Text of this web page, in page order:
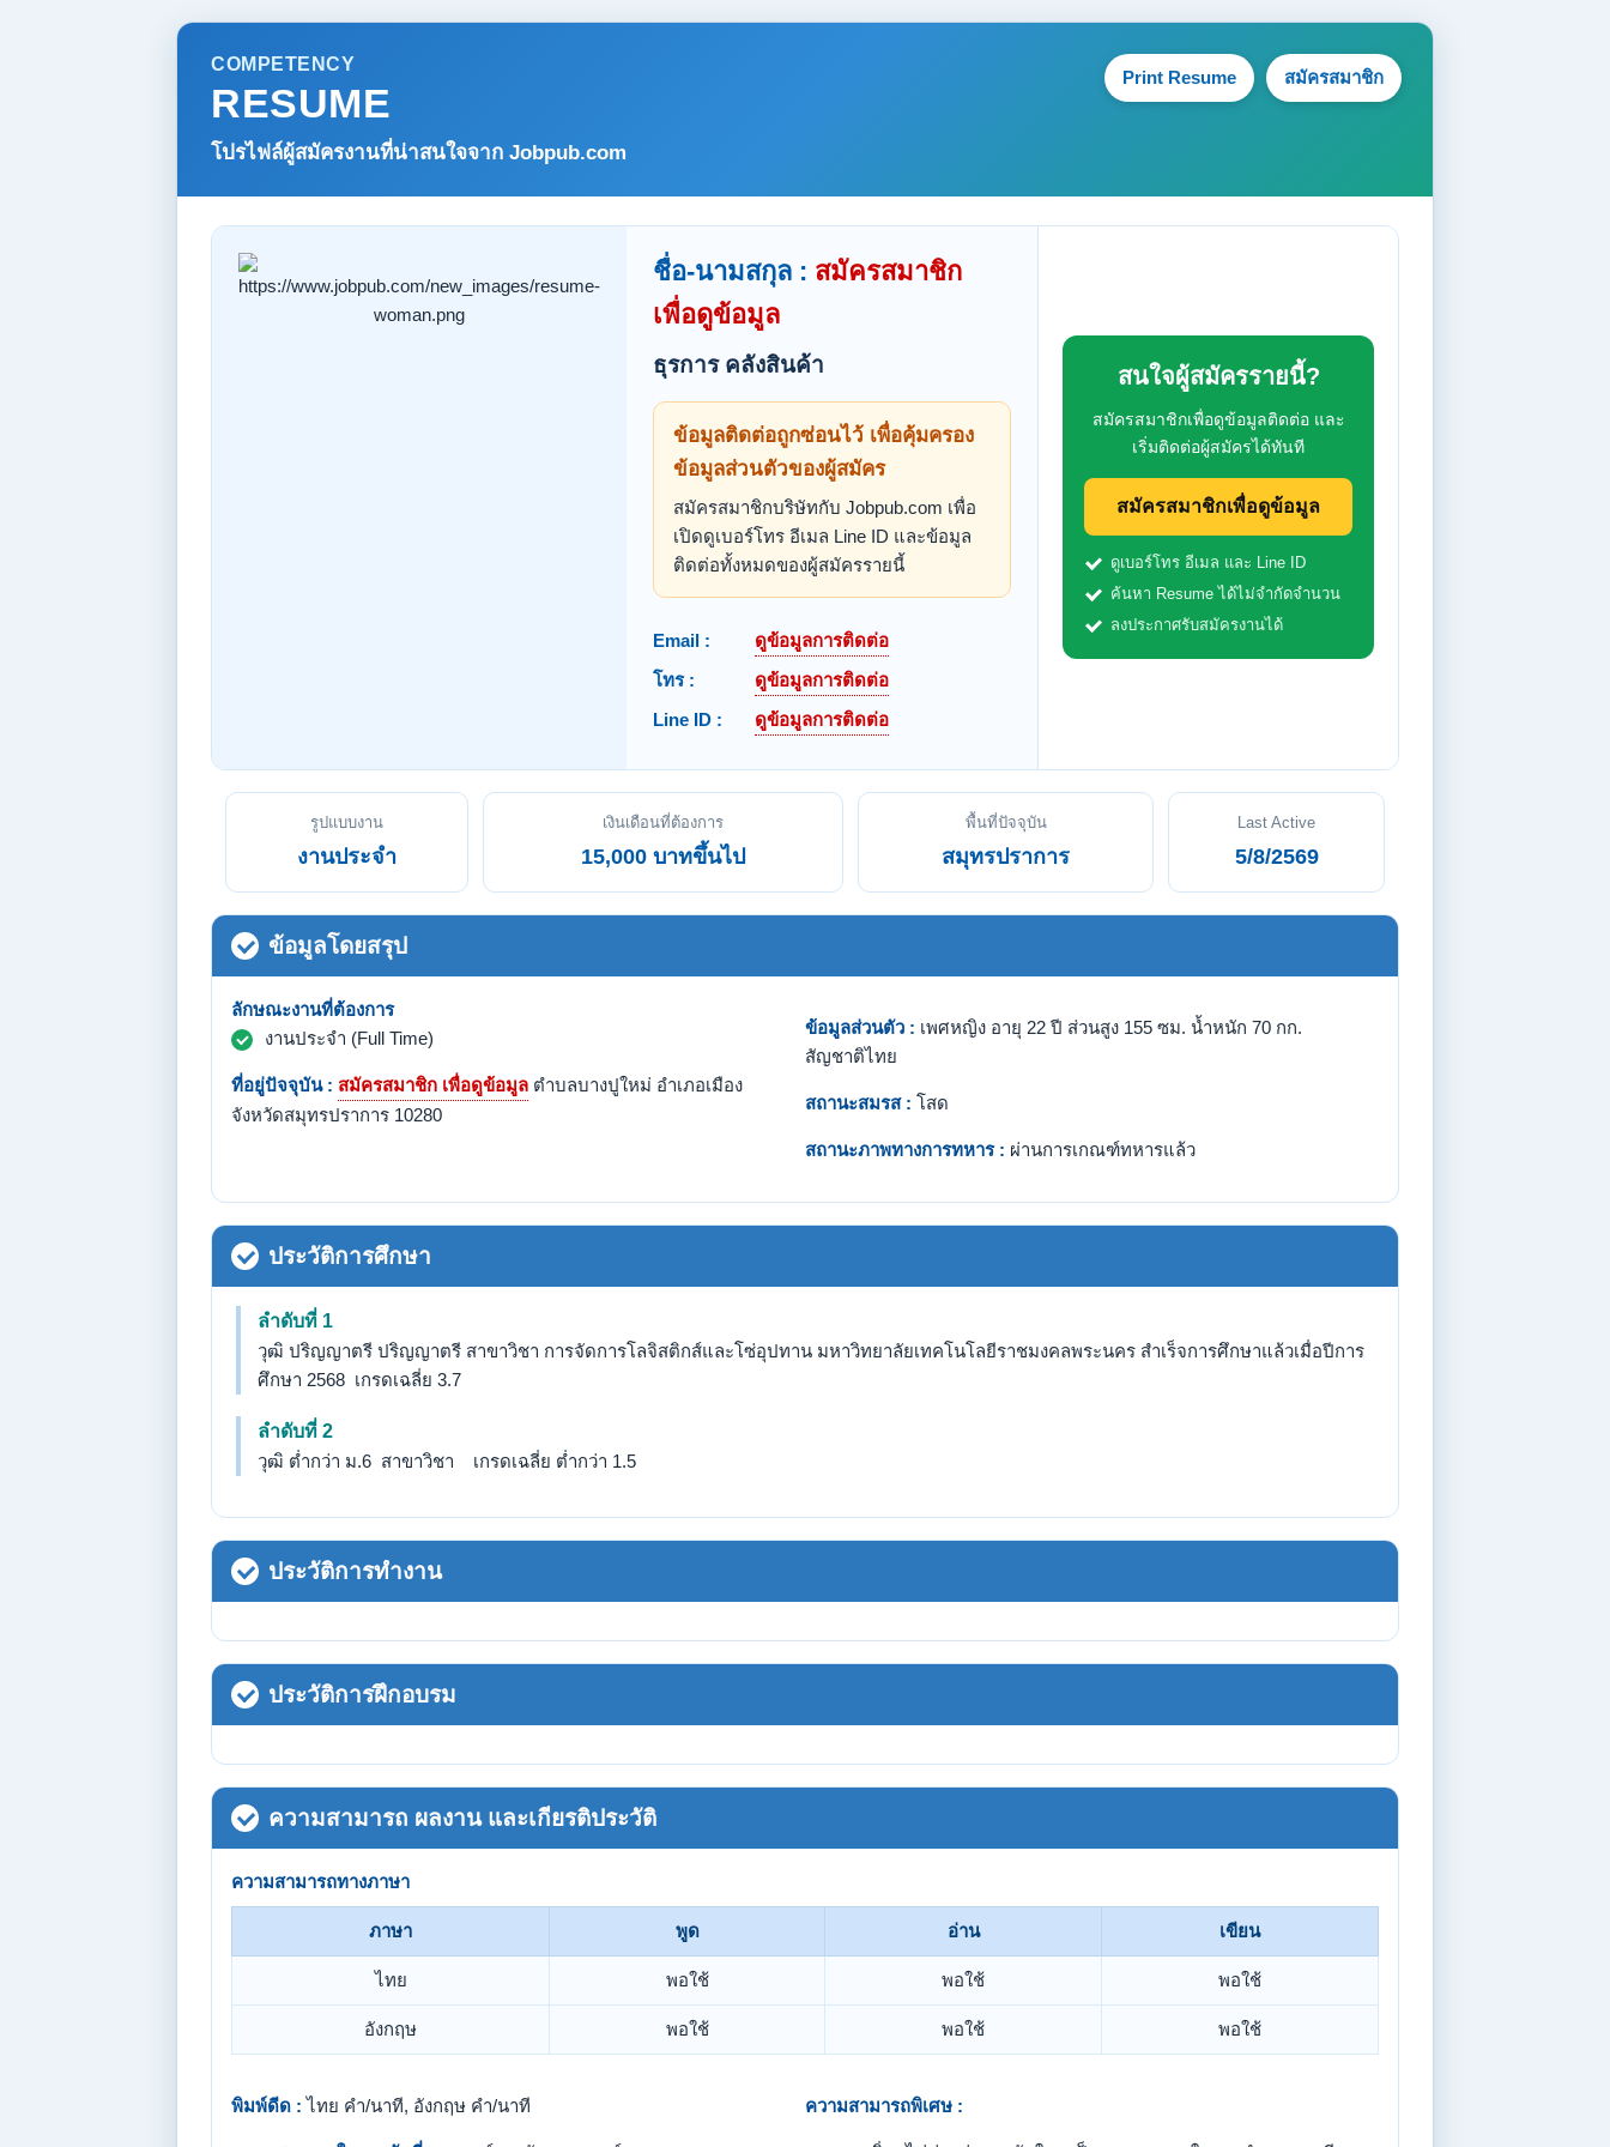
COMPETENCY
RESUME
โปรไฟล์ผู้สมัครงานที่น่าสนใจจาก Jobpub.com
Print Resume สมัครสมาชิก
ชื่อ-นามสกุล : สมัครสมาชิก
เพื่อดูข้อมูล
ธุรการ คลังสินค้า
ข้อมูลติดต่อถูกซ่อนไว้ เพื่อคุ้มครอง
ข้อมูลส่วนตัวของผู้สมัคร
สมัครสมาชิกบริษัทกับ Jobpub.com เพื่อ
เปิดดูเบอร์โทร อีเมล Line ID และข้อมูล
ติดต่อทั้งหมดของผู้สมัครรายนี้
Email :
ดูข้อมูลการติดต่อ
โทร :
ดูข้อมูลการติดต่อ
Line ID :
ดูข้อมูลการติดต่อ
สนใจผู้สมัครรายนี้?
สมัครสมาชิกเพื่อดูข้อมูลติดต่อ และ
เริ่มติดต่อผู้สมัครได้ทันที
สมัครสมาชิกเพื่อดูข้อมูล
ดูเบอร์โทร อีเมล และ Line ID
ค้นหา Resume ได้ไม่จำกัดจำนวน
ลงประกาศรับสมัครงานได้
รูปแบบงาน
งานประจำ
เงินเดือนที่ต้องการ
15,000 บาทขึ้นไป
พื้นที่ปัจจุบัน
สมุทรปราการ
Last Active
5/8/2569
ข้อมูลโดยสรุป
ลักษณะงานที่ต้องการ
งานประจำ (Full Time)
ที่อยู่ปัจจุบัน : สมัครสมาชิก เพื่อดูข้อมูล ตำบลบางปูใหม่ อำเภอเมือง
จังหวัดสมุทรปราการ 10280
ข้อมูลส่วนตัว : เพศหญิง อายุ 22 ปี ส่วนสูง 155 ซม. น้ำหนัก 70 กก.
สัญชาติไทย
สถานะสมรส : โสด
สถานะภาพทางการทหาร : ผ่านการเกณฑ์ทหารแล้ว
ประวัติการศึกษา
ลำดับที่ 1
วุฒิ ปริญญาตรี ปริญญาตรี สาขาวิชา การจัดการโลจิสติกส์และโซ่อุปทาน มหาวิทยาลัยเทคโนโลยีราชมงคลพระนคร สำเร็จการศึกษาแล้วเมื่อปีการ
ศึกษา 2568 เกรดเฉลี่ย 3.7
ลำดับที่ 2
วุฒิ ต่ำกว่า ม.6 สาขาวิชา เกรดเฉลี่ย ต่ำกว่า 1.5
ประวัติการทำงาน
ประวัติการฝึกอบรม
ความสามารถ ผลงาน และเกียรติประวัติ
ความสามารถทางภาษา
ภาษา พูด อ่าน เขียน
ไทย พอใช้ พอใช้ พอใช้
อังกฤษ พอใช้ พอใช้ พอใช้
พิมพ์ดีด : ไทย คำ/นาที, อังกฤษ คำ/นาที ความสามารถพิเศษ :